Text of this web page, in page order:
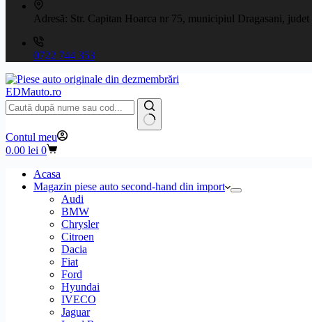
Adresă: Str. Capitan Hoarca nr 75, municipiul Dragasani, judet
0722 744 353
EDMauto.ro
Niciun
rezultat
Contul meu
Coș
cumpărături
0.00 lei 0
Acasa
Magazin piese auto second-hand din import
Audi
BMW
Chrysler
Citroen
Dacia
Fiat
Ford
Hyundai
IVECO
Jaguar